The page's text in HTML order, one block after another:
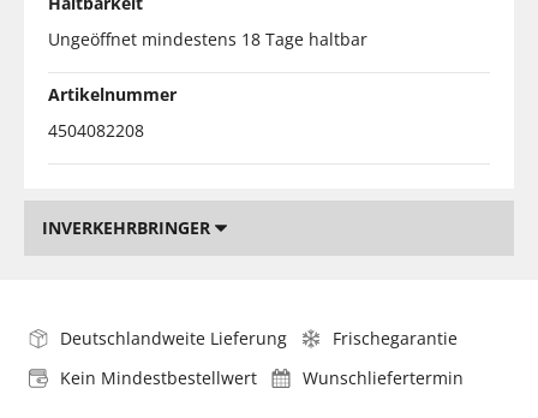
Ungeöffnet mindestens 18 Tage haltbar
Artikelnummer
4504082208
INVERKEHRBRINGER
Deutschlandweite Lieferung
Frischegarantie
Kein Mindestbestellwert
Wunschliefertermin